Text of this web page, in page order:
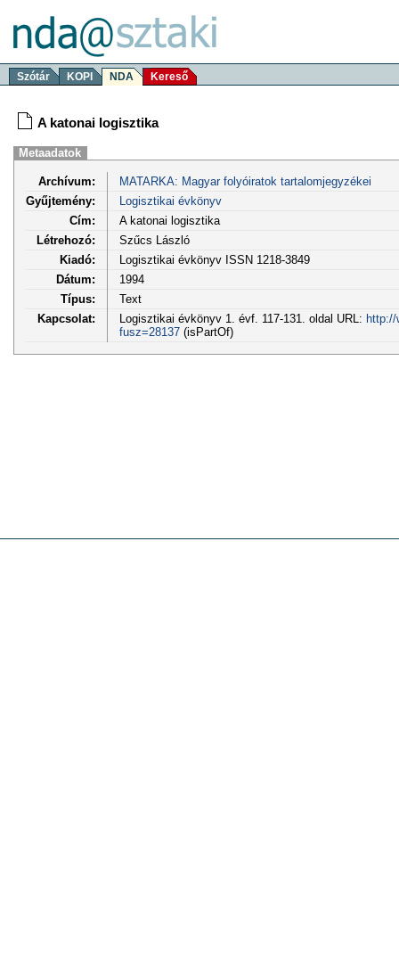
Szótár KOPI NDA Kereső
A katonai logisztika
Metaadatok
Archívum:
MATARKA: Magyar folyóiratok tartalomjegyzékei
Gyűjtemény:
Logisztikai évkönyv
Cím:
A katonai logisztika
Létrehozó:
Szűcs László
Kiadó:
Logisztikai évkönyv ISSN 1218-3849
Dátum:
1994
Típus:
Text
Kapcsolat:
Logisztikai évkönyv 1. évf. 117-131. oldal URL:
fusz=28137(isPartOf)